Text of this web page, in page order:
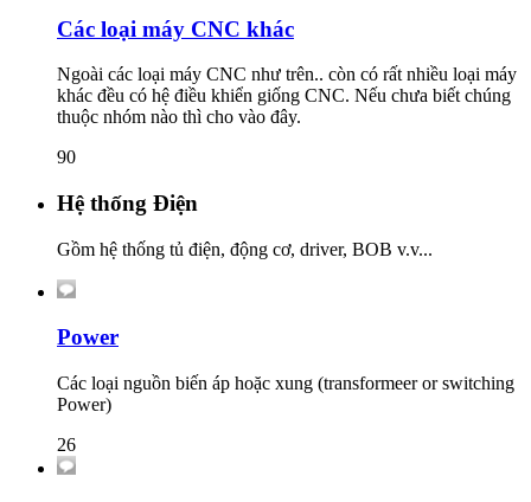
Các loại máy CNC khác
Ngoài các loại máy CNC như trên.. còn có rất nhiều loại máy
khác đều có hệ điều khiển giống CNC. Nếu chưa biết chúng
thuộc nhóm nào thì cho vào đây.
90
Hệ thống Điện
Gồm hệ thống tủ điện, động cơ, driver, BOB v.v...
Power
Các loại nguồn biến áp hoặc xung (transformeer or switching
Power)
26